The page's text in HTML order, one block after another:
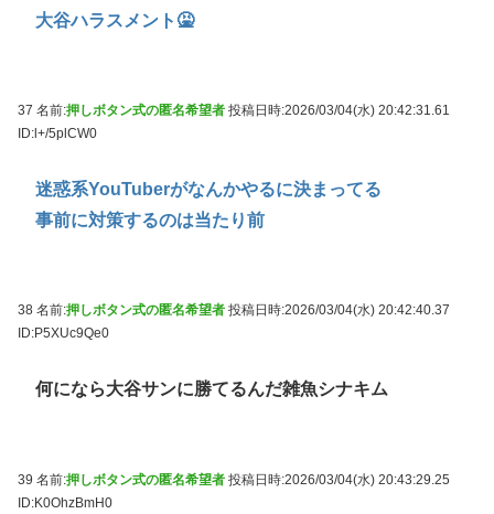
大谷ハラスメント🤮
37 名前:押しボタン式の匿名希望者 投稿日時:2026/03/04(水) 20:42:31.61
ID:l+/5plCW0
迷惑系YouTuberがなんかやるに決まってる
事前に対策するのは当たり前
38 名前:押しボタン式の匿名希望者 投稿日時:2026/03/04(水) 20:42:40.37
ID:P5XUc9Qe0
何になら大谷サンに勝てるんだ雑魚シナキム
39 名前:押しボタン式の匿名希望者 投稿日時:2026/03/04(水) 20:43:29.25
ID:K0OhzBmH0